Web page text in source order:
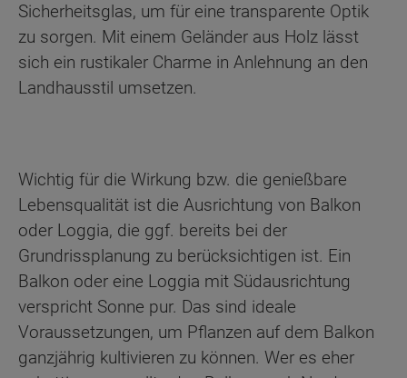
Sicherheitsglas, um für eine transparente Optik
zu sorgen. Mit einem Geländer aus Holz lässt
sich ein rustikaler Charme in Anlehnung an den
Landhausstil umsetzen.
Wichtig für die Wirkung bzw. die genießbare
Lebensqualität ist die Ausrichtung von Balkon
oder Loggia, die ggf. bereits bei der
Grundrissplanung zu berücksichtigen ist. Ein
Balkon oder eine Loggia mit Südausrichtung
verspricht Sonne pur. Das sind ideale
Voraussetzungen, um Pflanzen auf dem Balkon
ganzjährig kultivieren zu können. Wer es eher